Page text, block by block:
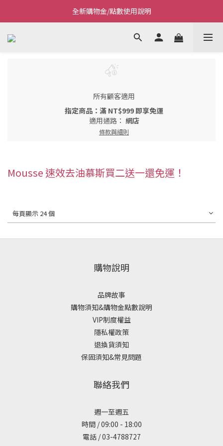
Welcome~私藏生活~
全新購物金/點數使用說明
Welcome~私藏生活~
所有顧客適用
指定商品：滿 NT$999 即享免運
適用通路： 網店
條款與細則
Mousse 速效去油慕斯買二送一還免運！
每頁顯示 24 個
購物說明
品牌故事
購物須知&購物金點數說明
VIP制度權益
隱私權政策
退換貨須知
保固須知&常見問題
聯絡我們
週一至週五
時間 / 09:00 - 18:00
電話 / 03-4788727